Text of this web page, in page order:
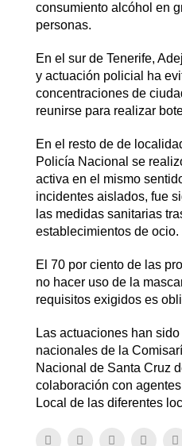
consumiento alcóhol en
personas.
En el sur de Tenerife,
y actuación policial ha
concentraciones de
reunirse para realizar
En el resto de de
Policía Nacional se
activa en el mismo
incidentes aislados, fue
las medidas sanitarias
establecimientos de ocio.
El 70 por ciento de las
no hacer uso de la
requisitos exigidos es
Las actuaciones han
nacionales de la
Nacional de Santa Cruz
colaboración con
Local de las diferentes